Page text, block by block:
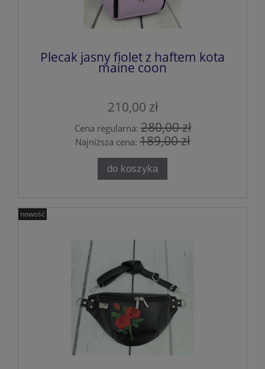
Plecak jasny fiolet z haftem kota
maine coon
210,00 zł
Cena regularna:280,00 zł
Najniższa cena: 189,00 zł
do koszyka
nowość